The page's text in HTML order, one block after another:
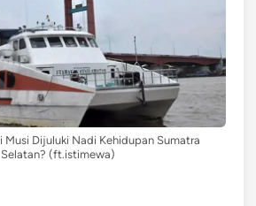
Musi Dijuluki Nadi Kehidupan Sumatra
Selatan? (ft.istimewa)